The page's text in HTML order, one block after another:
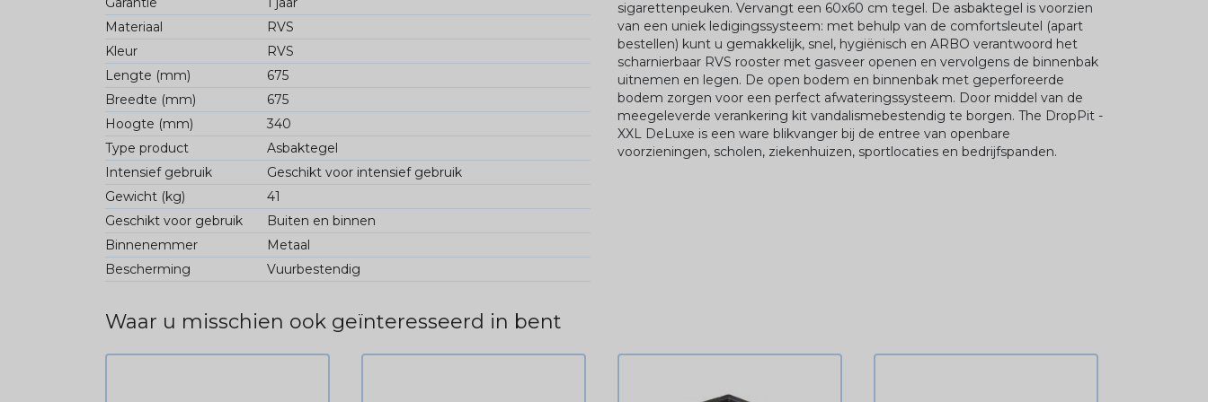
Materiaal
RVS
Kleur
RVS
Lengte (mm)
675
Breedte (mm)
675
Hoogte (mm)
340
Type product
Asbaktegel
Intensief gebruik
Geschikt voor intensief gebruik
Gewicht (kg)
41
Geschikt voor gebruik
Buiten en binnen
Binnenemmer
Metaal
Bescherming
Vuurbestendig
sigarettenpeuken. Vervangt een 60x60 cm tegel. De asbaktegel is voorzien
van een uniek ledigingssysteem: met behulp van de comfortsleutel (apart
bestellen) kunt u gemakkelijk, snel, hygiënisch en ARBO verantwoord het
scharnierbaar RVS rooster met gasveer openen en vervolgens de binnenbak
uitnemen en legen. De open bodem en binnenbak met geperforeerde
bodem zorgen voor een perfect afwateringssysteem. Door middel van de
meegeleverde verankering kit vandalismebestendig te borgen. The DropPit -
XXL DeLuxe is een ware blikvanger bij de entree van openbare
voorzieningen, scholen, ziekenhuizen, sportlocaties en bedrijfspanden.
Waar u misschien ook geïnteresseerd in bent